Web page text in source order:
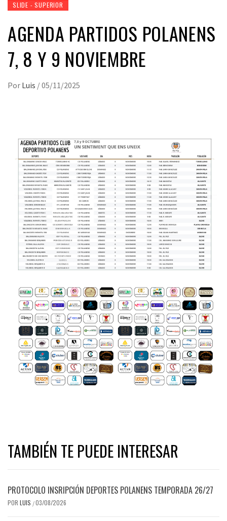
SLIDE - SUPERIOR
AGENDA PARTIDOS POLANENS
7, 8 Y 9 NOVIEMBRE
Por Luis /05/11/2025
TAMBIÉN TE PUEDE INTERESAR
PROTOCOLO INSRIPCIÓN DEPORTES POLANENS TEMPORADA 26/27
POR LUIS /03/08/2026